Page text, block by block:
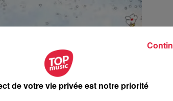
de votre vie privée est notre priorité